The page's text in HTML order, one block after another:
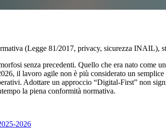
(Legge 81/2017, privacy, sicurezza INAIL),
senza precedenti. Quello che era nato come
il lavoro agile non è più considerato un
Adottare un approccio “Digital-First” non
la piena conformità normativa.
2026